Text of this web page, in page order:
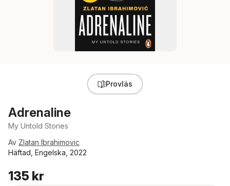
Provläs
Adrenaline
My Untold Stories
Av Zlatan Ibrahimovic
Häftad, Engelska, 2022
135 kr